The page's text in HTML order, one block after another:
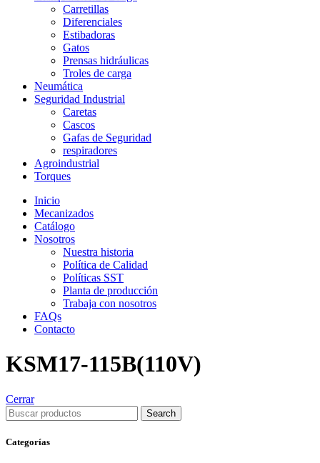
Carretillas
Diferenciales
Estibadoras
Gatos
Prensas hidráulicas
Troles de carga
Neumática
Seguridad Industrial
Caretas
Cascos
Gafas de Seguridad
respiradores
Agroindustrial
Torques
Inicio
Mecanizados
Catálogo
Nosotros
Nuestra historia
Política de Calidad
Políticas SST
Planta de producción
Trabaja con nosotros
FAQs
Contacto
KSM17-115B(110V)
Cerrar
Search
Categorías